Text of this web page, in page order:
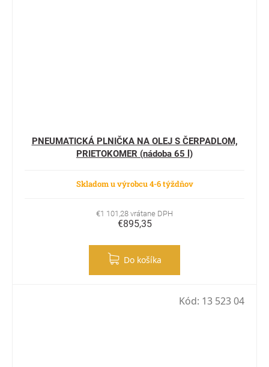
PNEUMATICKÁ PLNIČKA NA OLEJ S ČERPADLOM,
PRIETOKOMER (nádoba 65 l)
Skladom u výrobcu 4-6 týždňov
€1 101,28 vrátane DPH
€895,35
Do košíka
Kód: 13 523 04